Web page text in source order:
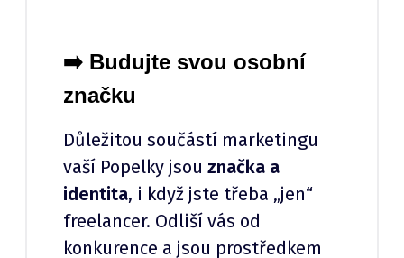
➡️ Budujte svou osobní
značku
Důležitou součástí marketingu
vaší Popelky jsou značka a
identita, i když jste třeba „jen“
freelancer. Odliší vás od
konkurence a jsou prostředkem